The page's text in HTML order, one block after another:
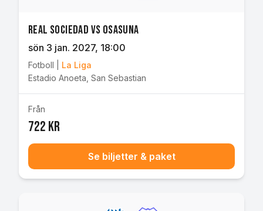
Real Sociedad vs Osasuna
sön 3 jan. 2027, 18:00
Fotboll
La Liga
Estadio Anoeta San Sebastian
Från
722 kr
Se biljetter & paket